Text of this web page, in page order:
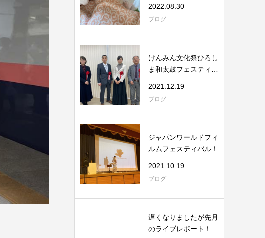
2022.08.30
ブログ
けんみん文化祭ひろし
ま和太鼓フェスティバ
2021.12.19
ブログ
ジャパンワールドフィ
ルムフェスティバル！
2021.10.19
ブログ
遅くなりましたが先月
のライブレポート！